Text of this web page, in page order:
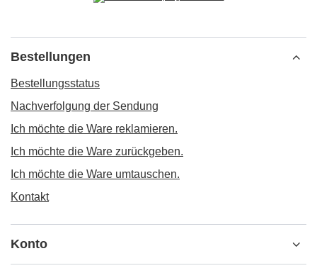
Bestellungen
Bestellungsstatus
Nachverfolgung der Sendung
Ich möchte die Ware reklamieren.
Ich möchte die Ware zurückgeben.
Ich möchte die Ware umtauschen.
Kontakt
Konto